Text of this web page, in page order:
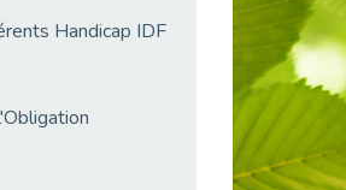
Handicap IDF